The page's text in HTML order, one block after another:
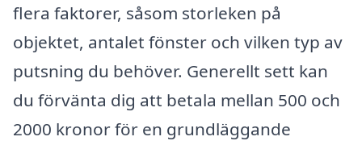
flera faktorer, såsom storleken på
objektet, antalet fönster och vilken typ av
putsning du behöver. Generellt sett kan
du förvänta dig att betala mellan 500 och
2000 kronor för en grundläggande